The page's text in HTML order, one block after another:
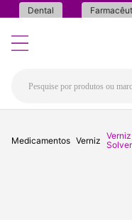
Dental
Medicamentos Verniz